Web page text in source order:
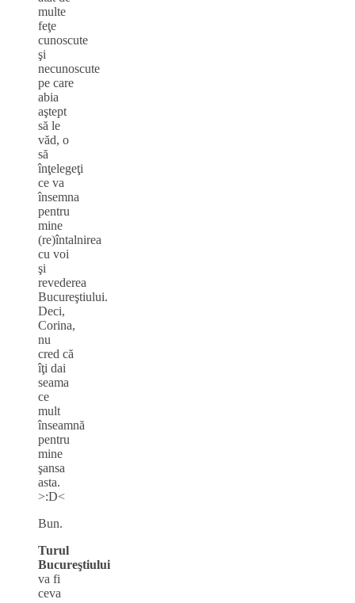
multe
feţe
cunoscute
şi
necunoscute
pe care
abia
aştept
să le
văd, o
să
înţelegeţi
ce va
însemna
pentru
mine
(re)întalnirea
cu voi
şi
revederea
Bucureştiului.
Deci,
Corina,
nu
cred că
îţi dai
seama
ce
mult
înseamnă
pentru
mine
şansa
asta.
>:D<
Bun.
Turul
Bucureştiului
va fi
ceva